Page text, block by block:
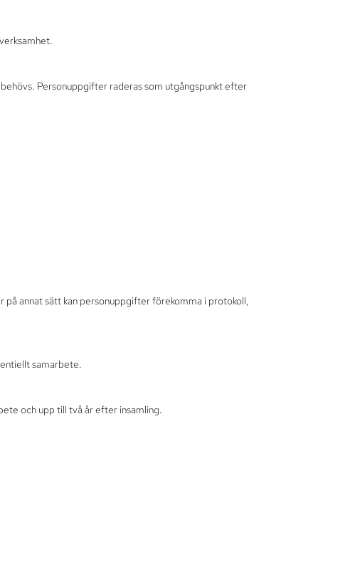
Personuppgifter raderas som utgångspunkt efter
annat sätt kan personuppgifter förekomma i protokoll,
samarbete.
och upp till två år efter insamling.